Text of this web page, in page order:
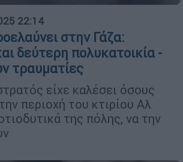
22:14
στην Γάζα:
δεύτερη πολυκατοικία -
τραυματίες
είχε καλέσει όσους
περιοχή του κτιρίου Αλ
της πόλης, να την